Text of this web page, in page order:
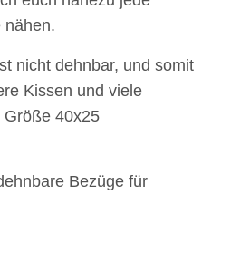
nähen.
nicht dehnbar, und somit
Kissen und viele
Größe 40x25
Bezüge für